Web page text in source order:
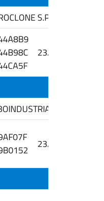
S.P.A.
23/02/2026
S.P.A.
23/02/2026